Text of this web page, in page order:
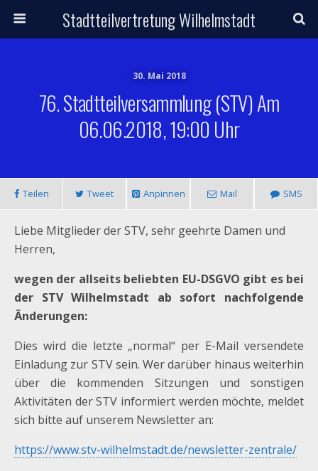
Stadtteilvertretung Wilhelmstadt
30. Mai 2018
76. Stadtteilversammlung (STV) Am
06.06.2018, 19:00 Uhr
Teilen Tweet Anpinnen Mail SMS
Liebe Mitglieder der STV, sehr geehrte Damen und
Herren,
wegen der allseits beliebten EU-DSGVO gibt es bei
der STV Wilhelmstadt ab sofort nachfolgende
Änderungen:
Dies wird die letzte „normal“ per E-Mail versendete
Einladung zur STV sein. Wer darüber hinaus weiterhin
über die kommenden Sitzungen und sonstigen
Aktivitäten der STV informiert werden möchte, meldet
sich bitte auf unserem Newsletter an:
https://www.stv-wilhelmstadt.de/newsletter-zentrale/